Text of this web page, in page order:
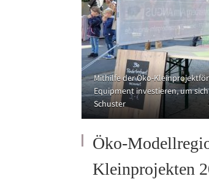
Mithilfe der Öko-
Equipment investieren, um
Schuster
Öko-
Kleinprojekten